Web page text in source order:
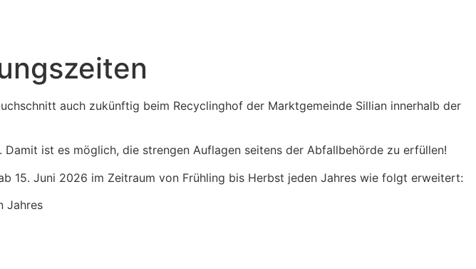
auch zukünftig beim Recyclinghof der Marktgemeinde Sillian innerhalb der
ist es möglich, die strengen Auflagen seitens der Abfallbehörde zu erfüllen!
15. Juni 2026 im Zeitraum von Frühling bis Herbst jeden Jahres wie folgt erweitert: